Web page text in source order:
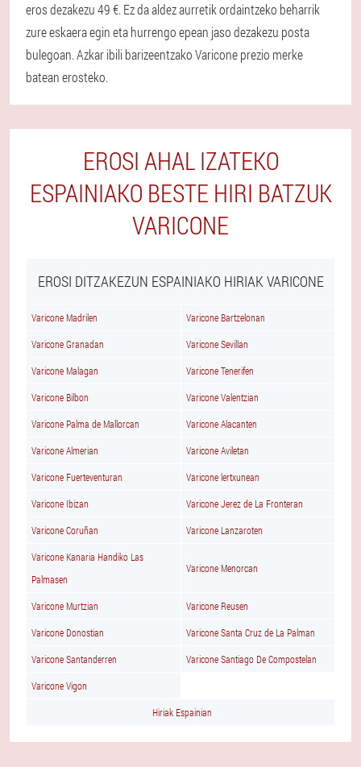
eros dezakezu 49 €. Ez da aldez aurretik ordaintzeko beharrik
zure eskaera egin eta hurrengo epean jaso dezakezu posta
bulegoan. Azkar ibili barizeentzako Varicone prezio merke
batean erosteko.
EROSI AHAL IZATEKO
ESPAINIAKO BESTE HIRI BATZUK
VARICONE
EROSI DITZAKEZUN ESPAINIAKO HIRIAK VARICONE
Varicone Madrilen Varicone Bartzelonan
Varicone Granadan Varicone Sevillan
Varicone Malagan Varicone Tenerifen
Varicone Bilbon Varicone Valentzian
Varicone Palma de Mallorcan Varicone Alacanten
Varicone Almerian Varicone Aviletan
Varicone Fuerteventuran Varicone lertxunean
Varicone Ibizan Varicone Jerez de La Fronteran
Varicone Coruñan Varicone Lanzaroten
Varicone Kanaria Handiko Las
Palmasen
Varicone Menorcan
Varicone Murtzian Varicone Reusen
Varicone Donostian Varicone Santa Cruz de La Palman
Varicone Santanderren Varicone Santiago De Compostelan
Varicone Vigon
Hiriak Espainian